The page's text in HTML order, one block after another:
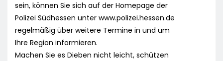
sein, können Sie sich auf der Homepage der
Polizei Südhessen unter www.polizei.hessen.de
regelmäßig über weitere Termine in und um
Ihre Region informieren.
Machen Sie es Dieben nicht leicht, schützen